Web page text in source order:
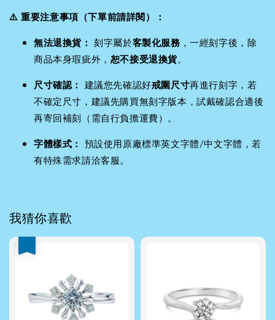
⚠️ 重要注意事項（下單前請詳閱）：
無法退換貨： 刻字屬於客製化服務 ，一經刻字後，除
商品本身瑕疵外， 恕不接受退換貨。
尺寸確認： 建議您先確認好戒圍尺寸再進行刻字，若
不確定尺寸，建議先購買無刻字版本，試戴確認合適後
再寄回補刻（需自行負擔運費）。
字體樣式： 預設使用原廠標準英文字體/中文字體，若
有特殊需求請洽客服。
我猜你喜歡